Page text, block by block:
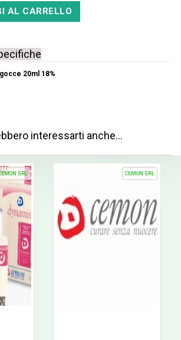
AL CARRELLO
20ml 18%
interessarti anche…
SRL CEMON SRL